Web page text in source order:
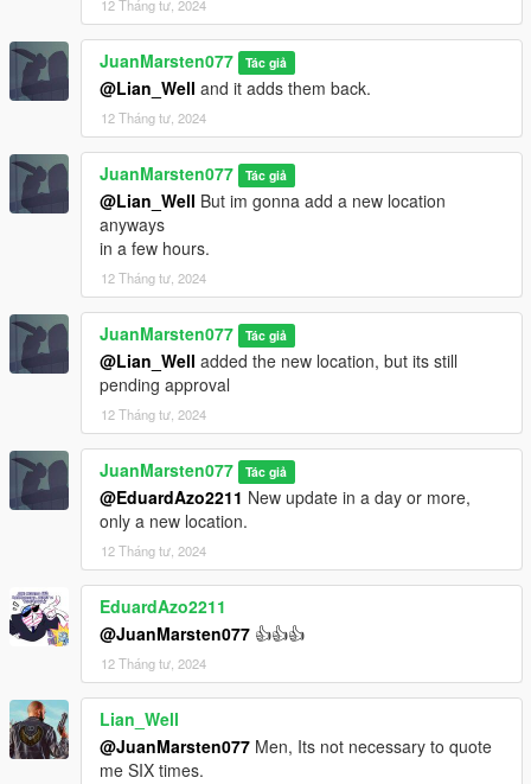
12 Tháng tư, 2024
JuanMarsten077 Tác giả
@Lian_Well and it adds them back.
12 Tháng tư, 2024
JuanMarsten077 Tác giả
@Lian_Well But im gonna add a new location
anyways
in a few hours.
12 Tháng tư, 2024
JuanMarsten077 Tác giả
@Lian_Well added the new location, but its still
pending approval
12 Tháng tư, 2024
JuanMarsten077 Tác giả
@EduardAzo2211 New update in a day or more,
only a new location.
12 Tháng tư, 2024
EduardAzo2211
@JuanMarsten077 👍👍👍
12 Tháng tư, 2024
Lian_Well
@JuanMarsten077 Men, Its not necessary to quote
me SIX times.